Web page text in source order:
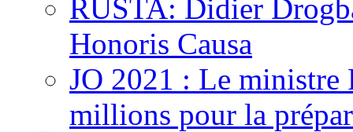
RUSTA: Didier
Honoris Causa
JO 2021 : Le ministre
millions pour la